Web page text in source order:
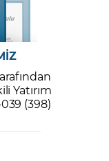
Yatırım
(398)